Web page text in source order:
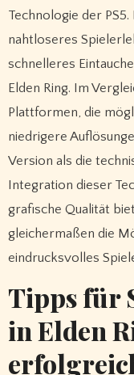
Technologie der
nahtloseres
schnelleres
Elden Ring. Im
Plattformen, die
niedrigere
Version als die
Integration dieser
grafische Qualität
gleichermaßen die
eindrucksvolles
Tipps für
in Elden